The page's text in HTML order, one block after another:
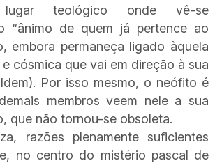
teológico onde vê-se
“ânimo de quem já pertence ao
embora permaneça ligado àquela
cósmica que vai em direção à sua
Por isso mesmo, o neófito é
membros veem nele a sua
que não tornou-se obsoleta.
razões plenamente suficientes
no centro do mistério pascal de